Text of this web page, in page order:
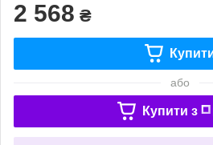
2 568 ₴
або
Купити з